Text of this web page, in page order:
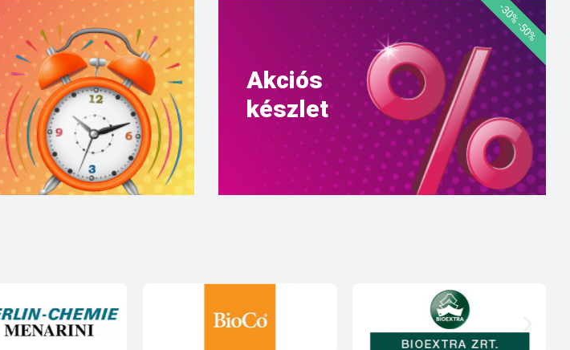
Akciós
készlet
-30% -50%